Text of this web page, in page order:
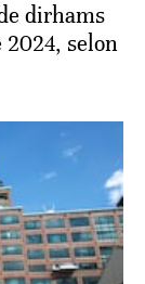
dirhams
2024, selon